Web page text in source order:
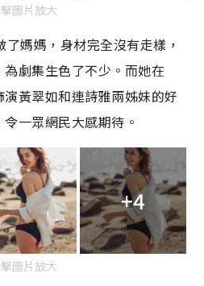
圖片放大
媽媽，身材完全沒有走樣，
劇集生色了不少。而她在
演黃翠如和連詩雅兩姊妹的好
一眾網民大感期待。
+4
圖片放大